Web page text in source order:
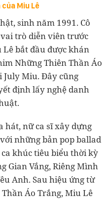
Miu Lê
sinh năm 1991. Cô
trò diễn viên trước
bắt đầu được khán
Những Thiên Thần Áo
July Miu. Đây cũng
định lấy nghệ danh
hát, nữ ca sĩ xây dựng
những bản pop ballad
khúc tiêu biểu thời kỳ
Gian Vắng, Riêng Mình
Anh. Sau hiệu ứng từ
Áo Trắng, Miu Lê